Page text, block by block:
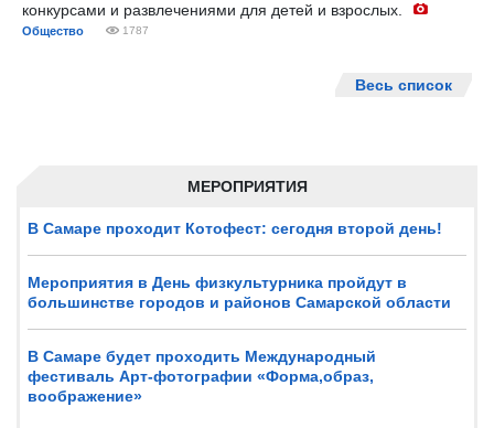
МЕРОПРИЯТИЯ
В Самаре проходит Котофест: сегодня второй день!
Мероприятия в День физкультурника пройдут в
большинстве городов и районов Самарской области
В Самаре будет проходить Международный
фестиваль Арт-фотографии «Форма,образ,
воображение»
конкурсами и развлечениями для детей и взрослых.
Общество 1787
Весь список